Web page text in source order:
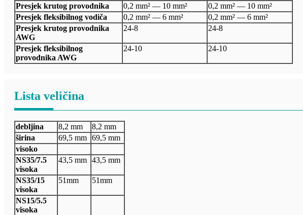
Presjek krutog provodnika
0,2 mm² — 10 mm²
0,2 mm² — 10 mm²
Presjek fleksibilnog vodiča
0,2 mm² — 6 mm²
0,2 mm² — 6 mm²
Presjek krutog provodnika
AWG
24-8 24-8
Presjek fleksibilnog
provodnika AWG
24-10 24-10
Lista veličina
debljina 8,2 mm
8,2 mm
širina
69,5 mm 69,5 mm
visoko
NS35/7.5
visoka
43,5 mm 43,5 mm
NS35/15
visoka
51mm 51mm
NS15/5.5
visoka